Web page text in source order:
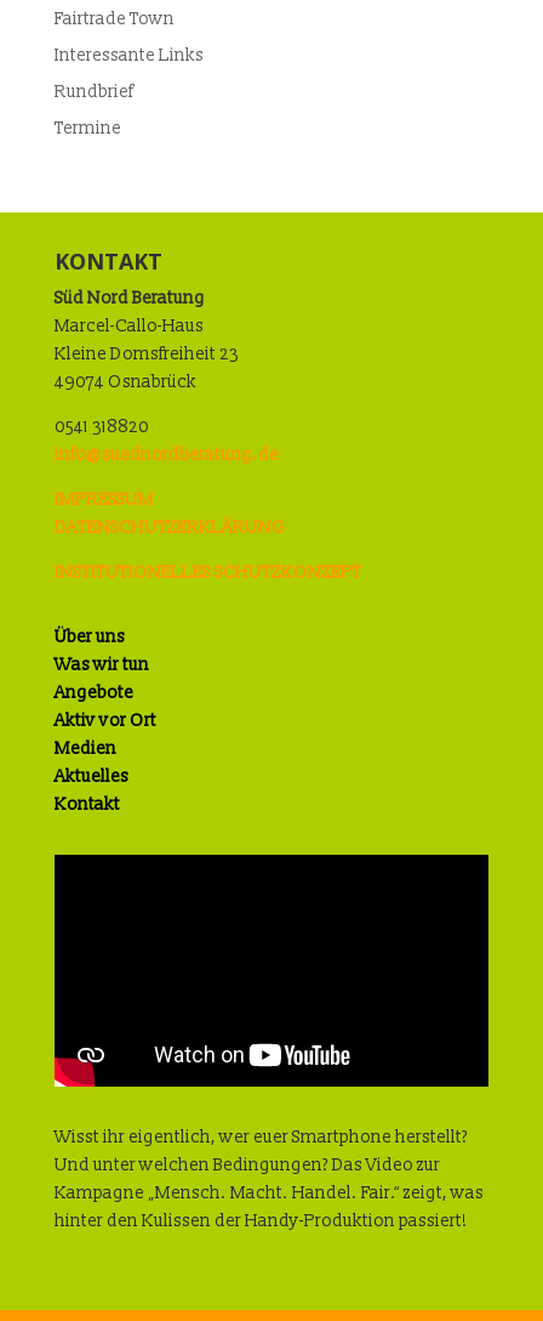
Fairtrade Town
Interessante Links
Rundbrief
Termine
KONTAKT
Süd Nord Beratung
Marcel-Callo-Haus
Kleine Domsfreiheit 23
49074 Osnabrück
0541 318820
info@suednordberatung.de
IMPRESSUM
DATENSCHUTZERKLÄRUNG
INSTITUTIONELLES SCHUTZKONZEPT
Über uns
Was wir tun
Angebote
Aktiv vor Ort
Medien
Aktuelles
Kontakt
Wisst ihr eigentlich, wer euer Smartphone herstellt?
Und unter welchen Bedingungen? Das Video zur
Kampagne „Mensch. Macht. Handel. Fair.“ zeigt, was
hinter den Kulissen der Handy-Produktion passiert!